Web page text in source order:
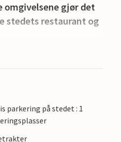
omgivelsene gjør det
stedets restaurant og
i Kivik, utforsk
nyte vidstrakt utsikt
Kungsgård,
parkering på stedet : 1